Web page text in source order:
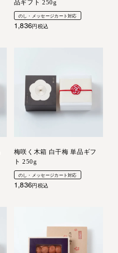
品ギフト 250g
のし・メッセージカート対応
1,836 税込
梅咲く木箱 白干梅 単品ギフ
ト 250g
のし・メッセージカート対応
1,836 税込